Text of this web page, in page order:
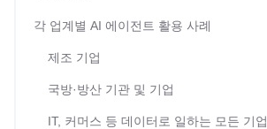
각 업계별 AI 에이전트 활용 사례
제조 기업
국방·방산 기관 및 기업
IT, 커머스 등 데이터로 일하는 모든 기업